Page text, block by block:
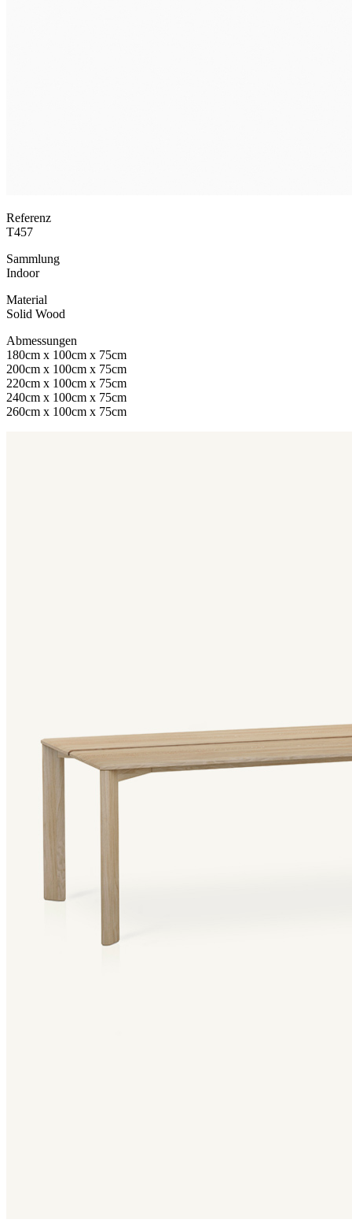
Referenz
T457
Sammlung
Indoor
Material
Solid Wood
Abmessungen
180cm x 100cm x 75cm
200cm x 100cm x 75cm
220cm x 100cm x 75cm
240cm x 100cm x 75cm
260cm x 100cm x 75cm